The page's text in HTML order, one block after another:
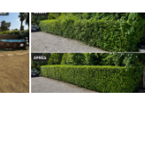
Jardin
travail de qualité,
et des
privilégie des
afin de créer des
et faciles à